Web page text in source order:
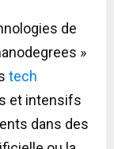
de
»
tech
et intensifs
dans des